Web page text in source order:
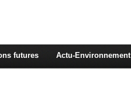
futures Actu-Environnement